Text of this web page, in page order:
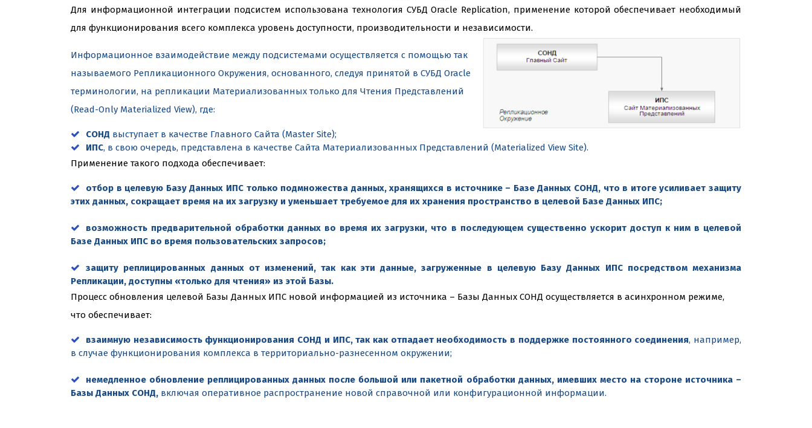
Для информационной интеграции подсистем использована технология СУБД Oracle Replication, применение которой обеспечивает необходимый
для функционирования всего комплекса уровень доступности, производительности и независимости.
Информационное взаимодействие между подсистемами осуществляется с помощью так
называемого Репликационного Окружения, основанного, следуя принятой в СУБД Oracle
терминологии, на репликации Материализованных только для Чтения Представлений
(Read-Only Materialized View), где:
СОНД выступает в качестве Главного Сайта (Master Site);
ИПС, в свою очередь, представлена в качестве Сайта Материализованных Представлений (Materialized View Site).
Применение такого подхода обеспечивает:
отбор в целевую Базу Данных ИПС только подмножества данных, хранящихся в источнике – Базе Данных СОНД, что в итоге усиливает защиту
этих данных, сокращает время на их загрузку и уменьшает требуемое для их хранения пространство в целевой Базе Данных ИПС;
возможность предварительной обработки данных во время их загрузки, что в последующем существенно ускорит доступ к ним в целевой
Базе Данных ИПС во время пользовательских запросов;
защиту реплицированных данных от изменений, так как эти данные, загруженные в целевую Базу Данных ИПС посредством механизма
Репликации, доступны «только для чтения» из этой Базы.
Процесс обновления целевой Базы Данных ИПС новой информацией из источника – Базы Данных СОНД осуществляется в асинхронном режиме,
что обеспечивает:
взаимную независимость функционирования СОНД и ИПС, так как отпадает необходимость в поддержке постоянного соединения, например,
в случае функционирования комплекса в территориально-разнесенном окружении;
немедленное обновление реплицированных данных после большой или пакетной обработки данных, имевших место на стороне источника –
Базы Данных СОНД, включая оперативное распространение новой справочной или конфигурационной информации.